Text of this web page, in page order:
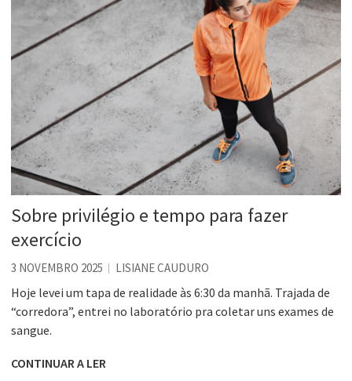
Voto obrigatório é correto?
Se queres salvar o mundo, o veganismo não é a resposta
Sobre privilégio e tempo para fazer
exercício
3 NOVEMBRO 2025 LISIANE CAUDURO
Hoje levei um tapa de realidade às 6:30 da manhã. Trajada de
“corredora”, entrei no laboratório pra coletar uns exames de
sangue.
CONTINUAR A LER